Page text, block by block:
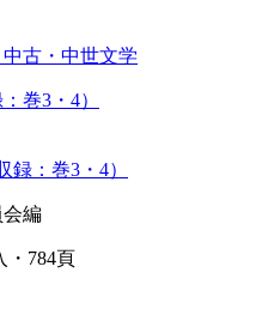
中古・中世文学
：巻3・4）
編
・784頁